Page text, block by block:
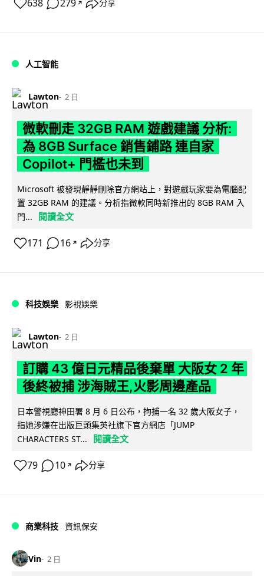
638 279 ↗ 分享
人工智能
Lawton 2 日
微軟刪走 32GB RAM 遊戲建議 分析:
為 8GB Surface 銷售鋪路 連自家
Copilot+ 門檻也未到
Microsoft 被發現靜靜刪除官方網站上，對遊戲玩家要為電腦配
置 32GB RAM 的建議。分析指微軟同時新推出的 8GB RAM 入
門...
閱讀全文
171 16 ↗ 分享
科技娛樂 影視娛樂
Lawton 2 日
訂購 43 億日元精品後棄單 大阪女 2 年
後終被捕 涉海賊王,火影周邊產品
日本警視廳神田署 8 月 6 日公布，拘捕一名 32 歲大阪女子，
指她涉嫌在出版巨頭集英社旗下官方網店「JUMP
CHARACTERS ST...
閱讀全文
79 10 ↗ 分享
商業科技 資訊保安
Vin 2 日